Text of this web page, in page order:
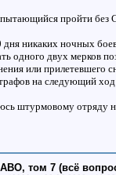
пройти без
дня никаких ночных
одного двух мерков
или прилетевшего
на следующий ход
штурмовому отряду
том 7 (всё